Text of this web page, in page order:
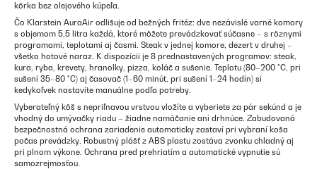
kôrka bez olejového kúpeľa.
Čo Klarstein AuraAir odlišuje od bežných fritéz: dve nezávislé varné komory
s objemom 5,5 litra každá, ktoré môžete prevádzkovať súčasne – s rôznymi
programami, teplotami aj časmi. Steak v jednej komore, dezert v druhej –
všetko hotové naraz. K dispozícii je 8 prednastavených programov: steak,
kura, ryba, krevety, hranolky, pizza, koláč a sušenie. Teplotu (80–200 °C, pri
sušení 35–80 °C) aj časovač (1–60 minút, pri sušení 1–24 hodín) si
kedykoľvek nastavíte manuálne podľa potreby.
Vyberateľný kôš s nepriľnavou vrstvou vložíte a vyberiete za pár sekúnd a je
vhodný do umývačky riadu – žiadne namáčanie ani drhnúce. Zabudovaná
bezpečnostná ochrana zariadenie automaticky zastaví pri vybraní koša
počas prevádzky. Robustný plášť z ABS plastu zostáva zvonku chladný aj
pri plnom výkone. Ochrana pred prehriatím a automatické vypnutie sú
samozrejmosťou.